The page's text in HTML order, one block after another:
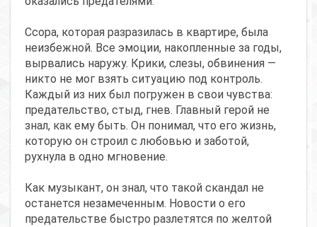
Ссора, которая разразилась в квартире, была
неизбежной. Все эмоции, накопленные за годы,
вырвались наружу. Крики, слезы, обвинения —
никто не мог взять ситуацию под контроль.
Каждый из них был погружен в свои чувства:
предательство, стыд, гнев. Главный герой не
знал, как ему быть. Он понимал, что его жизнь,
которую он строил с любовью и заботой,
рухнула в одно мгновение.
Как музыкант, он знал, что такой скандал не
останется незамеченным. Новости о его
предательстве быстро разлетятся по желтой